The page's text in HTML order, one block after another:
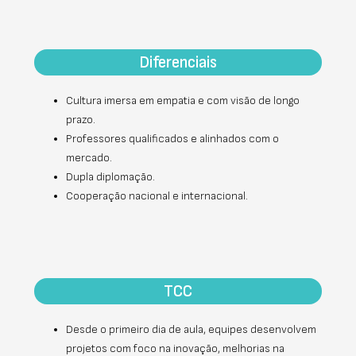
Diferenciais
Cultura imersa em empatia e com visão de longo
prazo.
Professores qualificados e alinhados com o
mercado.
Dupla diplomação.
Cooperação nacional e internacional.
TCC
Desde o primeiro dia de aula, equipes desenvolvem
projetos com foco na inovação, melhorias na